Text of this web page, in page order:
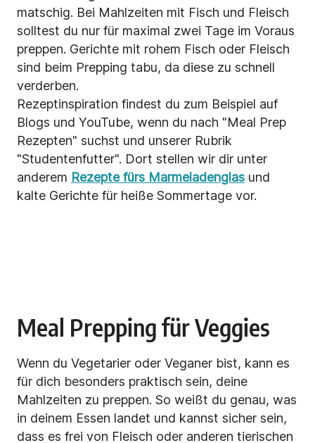
matschig. Bei Mahlzeiten mit Fisch und Fleisch
solltest du nur für maximal zwei Tage im Voraus
preppen. Gerichte mit rohem Fisch oder Fleisch
sind beim Prepping tabu, da diese zu schnell
verderben.
Rezeptinspiration findest du zum Beispiel auf
Blogs und YouTube, wenn du nach "Meal Prep
Rezepten" suchst und unserer Rubrik
"Studentenfutter". Dort stellen wir dir unter
anderem Rezepte fürs Marmeladenglas und
kalte Gerichte für heiße Sommertage vor.
Meal Prepping für Veggies
Wenn du Vegetarier oder Veganer bist, kann es
für dich besonders praktisch sein, deine
Mahlzeiten zu preppen. So weißt du genau, was
in deinem Essen landet und kannst sicher sein,
dass es frei von Fleisch oder anderen tierischen